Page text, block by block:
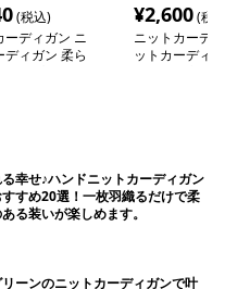
(税込)
ーディガン ニ
ディガン 柔ら
¥2,600(税
ニットカーデ
ットカーディ
幸せ♪ハンドニットカーディガン
すめ20選！一枚羽織るだけで柔
る装いが楽しめます。
ーンのニットカーディガンで叶